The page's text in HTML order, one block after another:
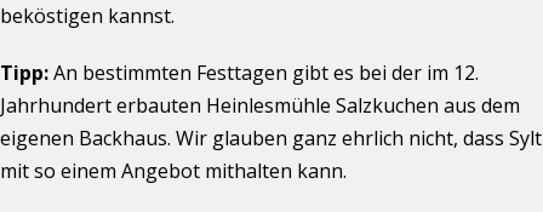
beköstigen kannst.
Tipp:An bestimmten Festtagen gibt es bei der im 12.
Jahrhundert erbauten Heinlesmühle Salzkuchen aus dem
eigenen Backhaus. Wir glauben ganz ehrlich nicht, dass Sylt
mit so einem Angebot mithalten kann.